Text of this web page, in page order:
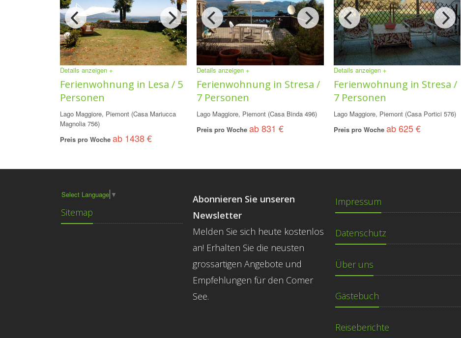
Details anzeigen +
Ferienwohnung in Lesa / 5
Personen
Lago Maggiore, Piemont (Casa Mariucca
Magnolia 756)
Preis pro Woche ab 1438 €
Details anzeigen +
Ferienwohnung in Stresa /
7 Personen
Lago Maggiore, Piemont (Casa Binda 496)
Preis pro Wocheab 831 €
Details anzeigen +
Ferienwohnung in Stresa /
7 Personen
Lago Maggiore, Piemont (Casa Portici 576)
Preis pro Woche ab 625 €
Select Language ▼
Sitemap
Abonnieren Sie unseren
Newsletter
Melden Sie sich heute kostenlos
an! Erhalten Sie die neusten
grossartigen Angebote und
Empfehlungen für den Comer
See.
Impressum
Datenschutz
Über uns
Gästebuch
Reiseberichte